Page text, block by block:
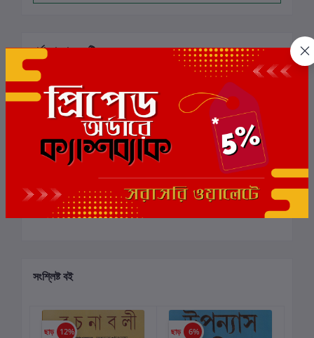
পর্যালোচনা ও রেটিং
0 মোট 5.0 -এ (0 পর্যালোচনা)
বই-এ রেটিং দিন
এই বইয়ের জন্য এখনও কোন পর্যালোচনা নেই
সংশ্লিষ্ট বই
ছাড় 12% ছাড় 6%